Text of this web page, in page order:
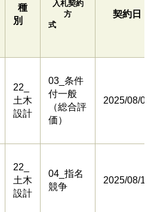
種
別
入札契約
方
式
契約日
22_
土木
設計
03_条件
付一般
（総合評
価）
2025/08/
22_
土木
設計
04_指名
競争
2025/08/